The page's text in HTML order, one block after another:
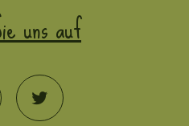
uns auf